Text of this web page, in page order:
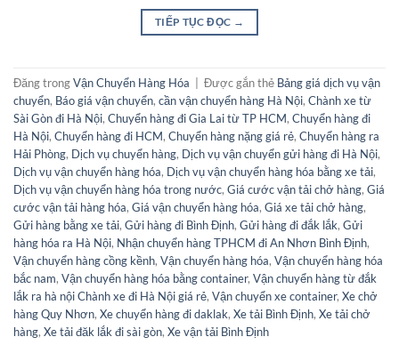
TIẾP TỤC ĐỌC →
Đăng trongVận Chuyển Hàng Hóa Được gắn thẻ Bảng giá dịch vụ vận
chuyển, Báo giá vận chuyển, cần vận chuyển hàng Hà Nội, Chành xe từ
Sài Gòn đi Hà Nội, Chuyển hàng đi Gia Lai từ TP HCM, Chuyển hàng đi
Hà Nội, Chuyển hàng đi HCM, Chuyển hàng nặng giá rẻ, Chuyển hàng ra
Hải Phòng, Dịch vụ chuyển hàng, Dịch vụ vận chuyển gửi hàng đi Hà Nội,
Dịch vụ vận chuyển hàng hóa, Dịch vụ vận chuyển hàng hóa bằng xe tải,
Dịch vụ vận chuyển hàng hóa trong nước, Giá cước vận tải chở hàng, Giá
cước vận tải hàng hóa, Giá vận chuyển hàng hóa, Giá xe tải chở hàng,
Gửi hàng bằng xe tải, Gửi hàng đi Bình Định, Gửi hàng đi đắk lắk, Gửi
hàng hóa ra Hà Nội, Nhận chuyển hàng TPHCM đi An Nhơn Bình Định,
Vận chuyển hàng cồng kềnh, Vận chuyển hàng hóa, Vận chuyển hàng hóa
bắc nam, Vận chuyển hàng hóa bằng container, Vận chuyển hàng từ đắk
lắk ra hà nội Chành xe đi Hà Nội giá rẻ, Vận chuyển xe container, Xe chở
hàng Quy Nhơn, Xe chuyển hàng đi daklak, Xe tải Bình Định, Xe tải chở
hàng, Xe tải đăk lắk đi sài gòn, Xe vận tải Bình Định